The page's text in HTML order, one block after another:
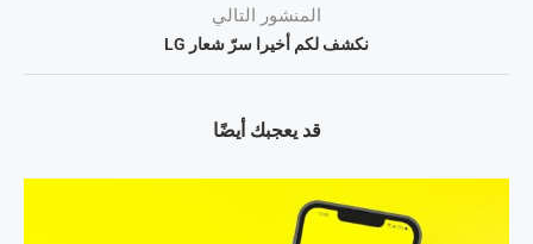
المنشور التالي
نكشف لكم أخيرا سرّ شعار LG
قد يعجبك أيضًا